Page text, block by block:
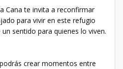
Cana te invita a reconfirmar
para vivir en este refugio
sentido para quienes lo viven.
crear momentos entre